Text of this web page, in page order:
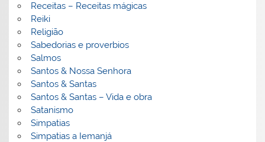
Receitas – Receitas mágicas
Reiki
Religião
Sabedorias e proverbios
Salmos
Santos & Nossa Senhora
Santos & Santas
Santos & Santas – Vida e obra
Satanismo
Simpatias
Simpatias a Iemanjá